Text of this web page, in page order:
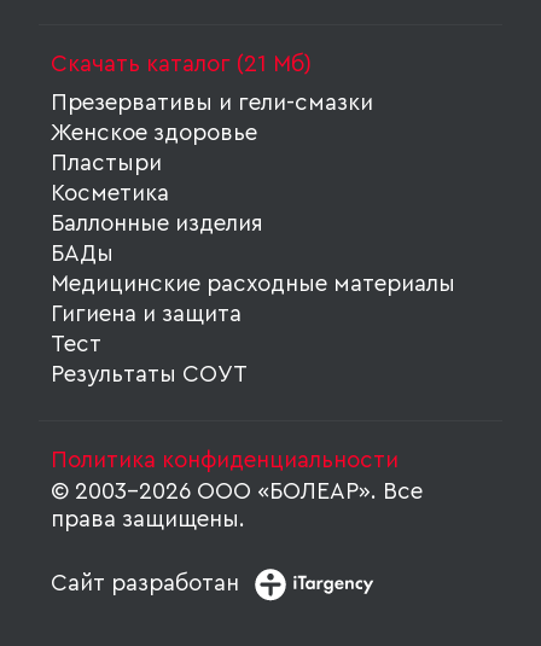
Скачать каталог (21 Мб)
Презервативы и гели-смазки
Женское здоровье
Пластыри
Косметика
Баллонные изделия
БАДы
Медицинские расходные материалы
Гигиена и защита
Тест
Результаты СОУТ
© 2003-2026 ООО «БОЛЕАР». Все
права защищены.
Политика конфиденциальности
Сайт разработан